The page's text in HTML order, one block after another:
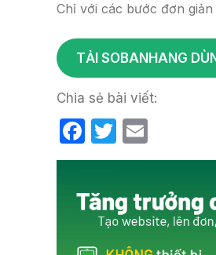
Chỉ với các bước đơn
TẢI SOBANHANG
Chia sẻ bài viết:
F
a
e
T
w
er
m